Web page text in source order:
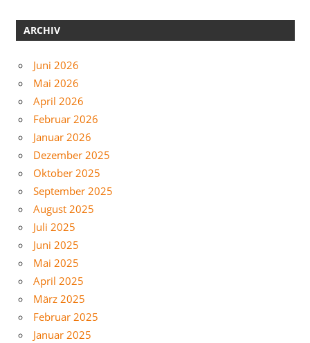
ARCHIV
Juni 2026
Mai 2026
April 2026
Februar 2026
Januar 2026
Dezember 2025
Oktober 2025
September 2025
August 2025
Juli 2025
Juni 2025
Mai 2025
April 2025
März 2025
Februar 2025
Januar 2025